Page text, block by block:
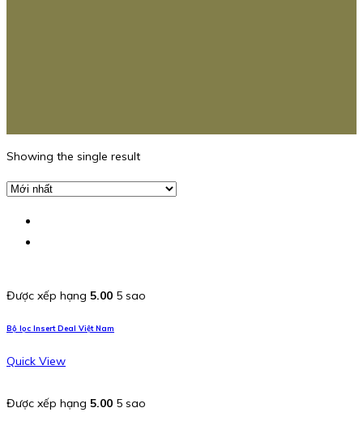
Showing the single result
Được xếp hạng 5.00 5 sao
Bộ lọc Insert Deal Việt Nam
Quick View
Được xếp hạng 5.00 5 sao